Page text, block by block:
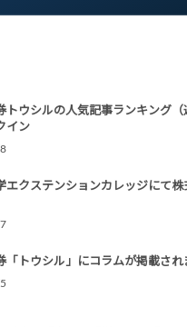
トウシルの人気記事ランキング
イン
エクステンションカレッジにて
「トウシル」にコラムが掲載され